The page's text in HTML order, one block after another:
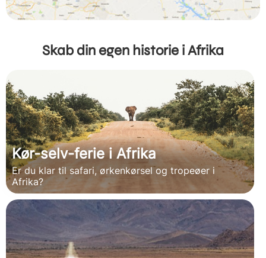
Skab din egen historie i Afrika
Kør-selv-ferie i Afrika
Er du klar til safari, ørkenkørsel og tropeøer i
Afrika?